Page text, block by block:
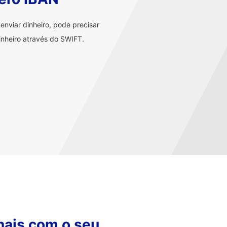
dinheiro, pode precisar
através do SWIFT.